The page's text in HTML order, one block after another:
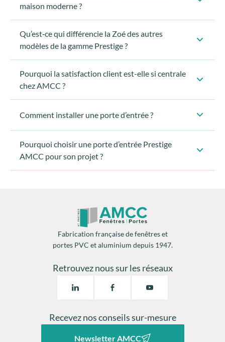
maison moderne ?
Qu’est‑ce qui différencie la Zoé des autres
modèles de la gamme Prestige ?
Pourquoi la satisfaction client est-elle si centrale
chez AMCC ?
Comment installer une porte d’entrée ?
Préparer vos outils :
Préparer la porte :
Pourquoi choisir une porte d’entrée Prestige
AMCC pour son projet ?
Fabrication française de fenêtres et
portes PVC et aluminium depuis 1947.
Retrouvez nous sur les réseaux
Recevez nos conseils sur-mesure
Newsletter AMCC